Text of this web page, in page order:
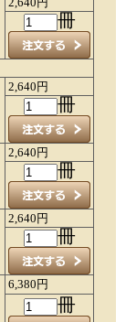
冊
2,640円
冊
2,640円
冊
2,640円
冊
6,380円
冊